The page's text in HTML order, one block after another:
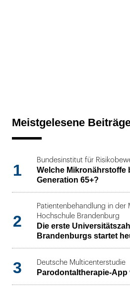
Meistgelesene
1
Bundesinstitut für
Welche Mikronährstoffe
Generation 65+?
2
Patientenbehandlung in der
Hochschule Brandenburg
Die erste
Brandenburgs startet
3 Deutsche Multicenterstudie
Parodontaltherapie-